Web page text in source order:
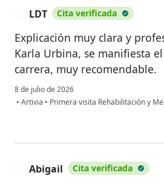
LDT Cita verificada
Explicación muy clara y
Karla Urbina, se manifiesta
carrera, muy recomendable.
8 de julio de 2026
• Artivia • Primera visita Rehabilitación y
Abigail Cita verificada